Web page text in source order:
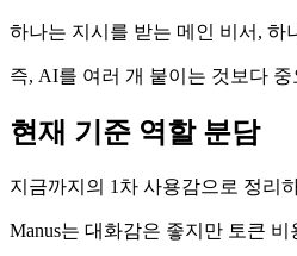
하나는 지시를 받는 메인 비서, 하
즉, AI를 여러 개 붙이는 것보다
현재 기준 역할 분담
지금까지의 1차 사용감으로 정리
Manus는 대화감은 좋지만 토큰